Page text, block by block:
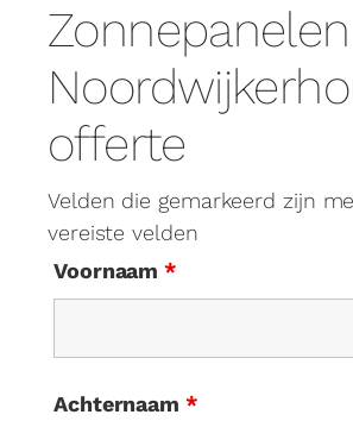
offerte
Velden die gemarkeerd zijn
vereiste velden
Voornaam*
Achternaam *